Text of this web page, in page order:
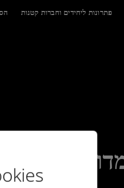
פתרונות ליחידים וחברות קטנות